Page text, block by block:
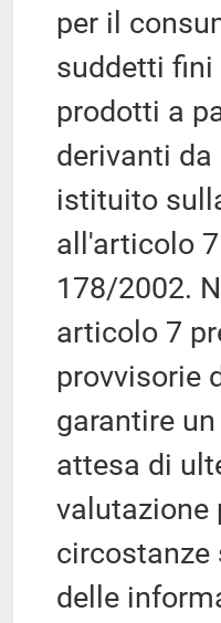
per il
suddetti
prodotti a
derivanti
istituito
all'articolo
178/2002.
articolo 7
provvisorie
garantire
attesa di
valutazione
circostanze
delle